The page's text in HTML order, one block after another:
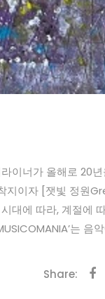
이너가 올해로 20
지이자 [잿빛 정원
대에 따라, 계절에
는 음
Share: